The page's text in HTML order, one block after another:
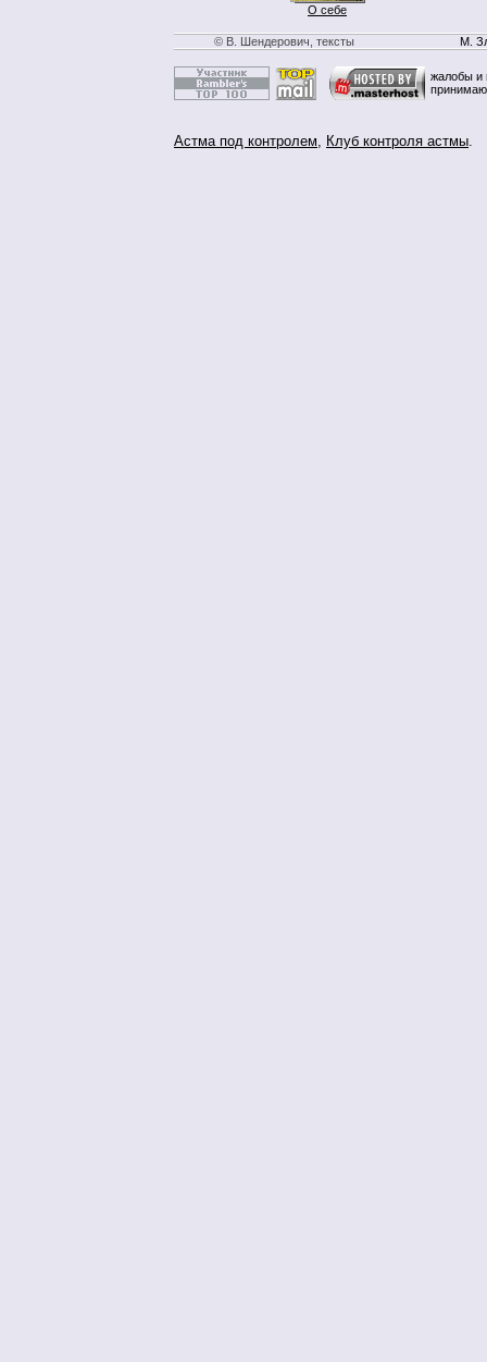
О себе
© В. Шендерович, тексты М.
жалобы и
Астма под контролем, Клуб контроля астмы.